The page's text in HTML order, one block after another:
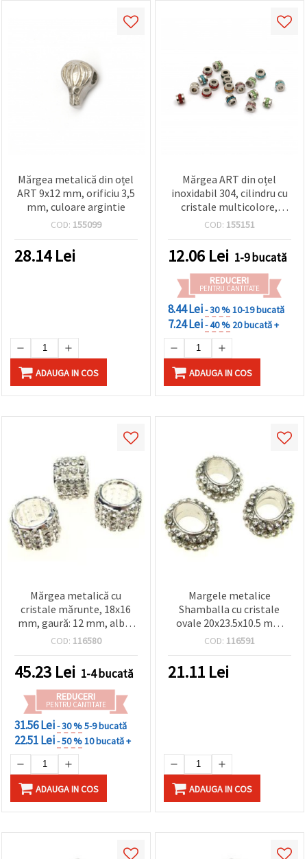
Mărgea metalică din oțel
ART 9x12 mm, orificiu 3,5
mm, culoare argintie
COD: 155099
28.14Lei
ADAUGA IN COS
Mărgea ART din oțel
inoxidabil 304, cilindru cu
cristale multicolore,
culoare argintie, 5x7 mm,
COD: 155151
12.06 Lei 1-9 bucată
REDUCERI
PENTRU CANTITATE
8.44 Lei- 30 %10-19 bucată
7.24 Lei- 40 % 20 bucată +
ADAUGA IN COS
Mărgea metalică cu
cristale mărunte, 18x16
mm, gaură: 12 mm, alb și
argintiu (culoare), pentru
proiecte hobby/DIY
COD: 116580
45.23 Lei 1-4 bucată
REDUCERI
PENTRU CANTITATE
31.56 Lei- 30 %5-9 bucată
22.51 Lei- 50 %10 bucată +
ADAUGA IN COS
Margele metalice
Shamballa cu cristale
ovale 20x23.5x10.5 mm
gaură 1,5 mm argintie
COD: 116591
21.11 Lei
ADAUGA IN COS